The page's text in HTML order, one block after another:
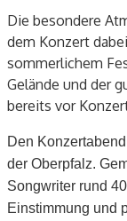
Die besondere
dem Konzert
sommerlichem
Gelände und der
bereits vor
Den
der Oberpfalz.
Songwriter rund
Einstimmung und